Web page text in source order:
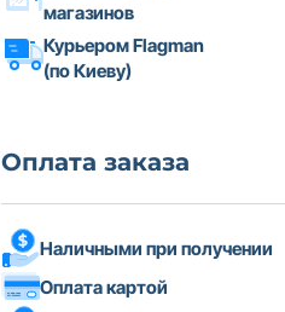
магазинов
Курьером Flagman
(по Киеву)
Оплата заказа
Наличными при получении
Оплата картой